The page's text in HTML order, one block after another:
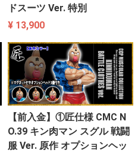
ドスーツ Ver. 特別
¥ 13,900
【前入金】①匠仕様 CMC N
O.39 キン肉マン スグル 戦闘
服 Ver. 原作 オプションヘッ